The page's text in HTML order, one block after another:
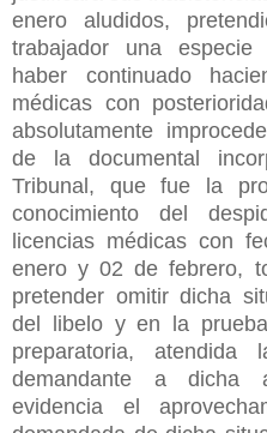
enero aludidos,
trabajador una
haber continuado
médicas con
absolutamente
de la documental
Tribunal, que fue la
conocimiento del
licencias médicas con
enero y 02 de febrero,
pretender omitir dicha
del libelo y en la
preparatoria,
demandante a dicha
evidencia el